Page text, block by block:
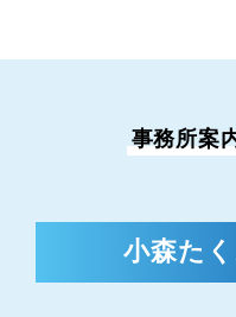
事務所案
小森た